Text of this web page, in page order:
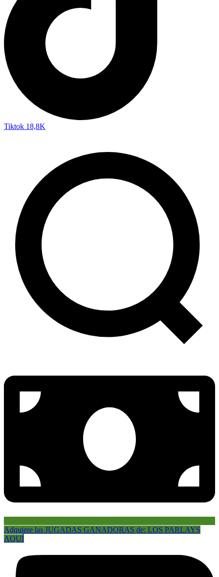
Tiktok 18,8K
Adquiere las JUGADAS GANADORAS de: LOS PARLAYS
AQUÍ